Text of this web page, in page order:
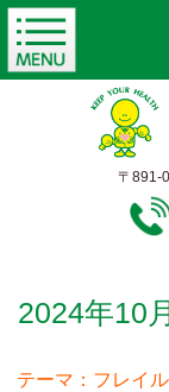
〒891-
2024年10
テーマ：フレイ